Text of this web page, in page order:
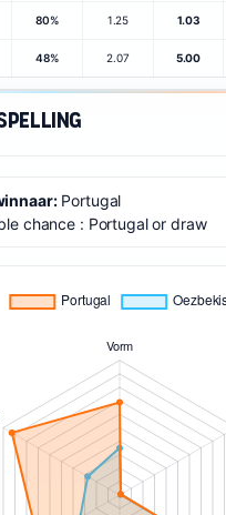
80% 1.25 1.03
48% 2.07 5.00
Portugal
chance : Portugal or draw